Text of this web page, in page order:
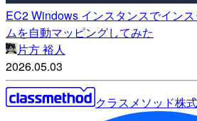
EC2 Windows インスタンスでイン
ムを自動マッピングしてみた
片方 裕人
2026.05.03
クラスメソッド株